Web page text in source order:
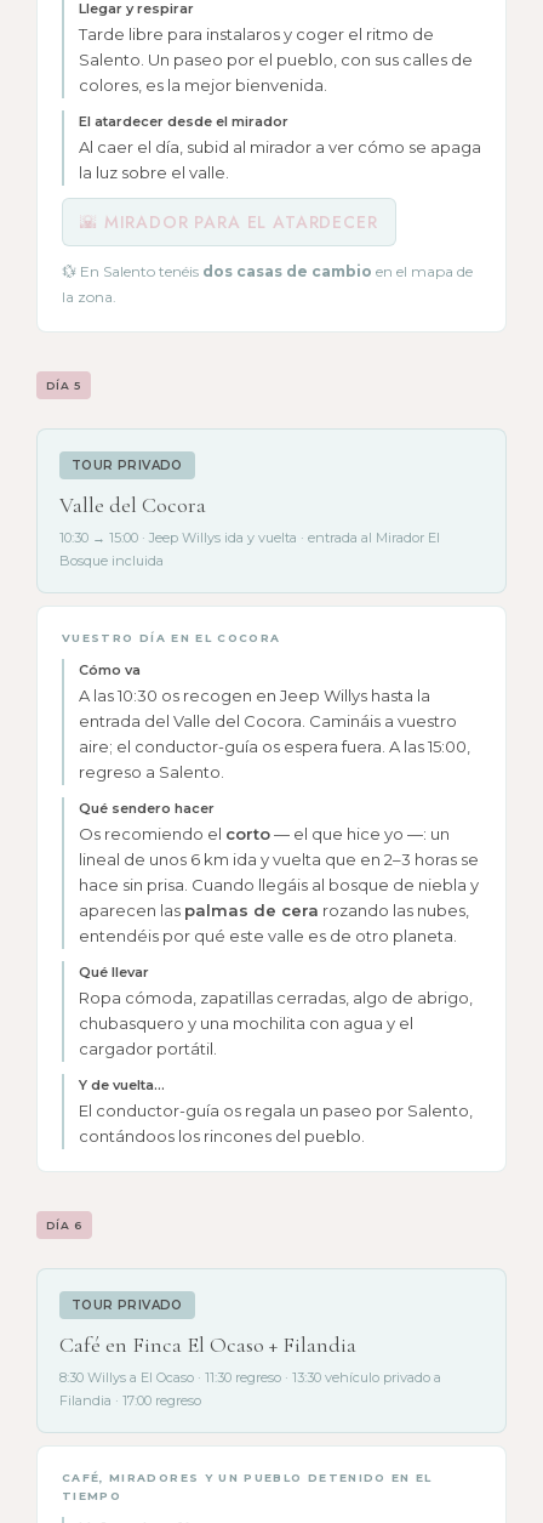
Llegar y respirar
Tarde libre para instalaros y coger el ritmo de
Salento. Un paseo por el pueblo, con sus calles de
colores, es la mejor bienvenida.
El atardecer desde el mirador
Al caer el día, subid al mirador a ver cómo se apaga
la luz sobre el valle.
🌇 MIRADOR PARA EL ATARDECER
💱 En Salento tenéis dos casas de cambio en el mapa de
la zona.
DÍA 5
TOUR PRIVADO
Valle del Cocora
10:30 → 15:00 · Jeep Willys ida y vuelta · entrada al Mirador El
Bosque incluida
VUESTRO DÍA EN EL COCORA
Cómo va
A las 10:30 os recogen en Jeep Willys hasta la
entrada del Valle del Cocora. Camináis a vuestro
aire; el conductor-guía os espera fuera. A las 15:00,
regreso a Salento.
Qué sendero hacer
Os recomiendo el corto— el que hice yo —: un
lineal de unos 6 km ida y vuelta que en 2–3 horas se
hace sin prisa. Cuando llegáis al bosque de niebla y
aparecen las palmas de cera rozando las nubes,
entendéis por qué este valle es de otro planeta.
Qué llevar
Ropa cómoda, zapatillas cerradas, algo de abrigo,
chubasquero y una mochilita con agua y el
cargador portátil.
Y de vuelta…
El conductor-guía os regala un paseo por Salento,
contándoos los rincones del pueblo.
DÍA 6
TOUR PRIVADO
Café en Finca El Ocaso + Filandia
8:30 Willys a El Ocaso · 11:30 regreso · 13:30 vehículo privado a
Filandia · 17:00 regreso
CAFÉ, MIRADORES Y UN PUEBLO DETENIDO EN EL
TIEMPO